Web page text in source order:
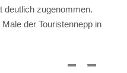
deutlich zugenommen.
der Touristennepp in